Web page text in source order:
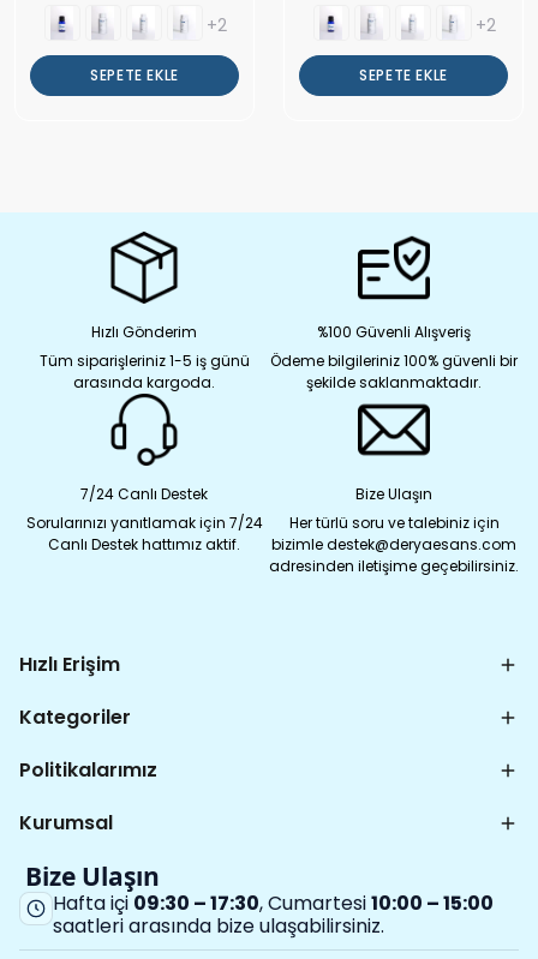
+2
SEPETE EKLE
+2
SEPETE EKLE
Hızlı Gönderim
Tüm siparişleriniz 1-5 iş günü
arasında kargoda.
%100 Güvenli Alışveriş
Ödeme bilgileriniz 100% güvenli bir
şekilde saklanmaktadır.
7/24 Canlı Destek
Sorularınızı yanıtlamak için 7/24
Canlı Destek hattımız aktif.
Bize Ulaşın
Her türlü soru ve talebiniz için
bizimle destek@deryaesans.com
adresinden iletişime geçebilirsiniz.
Hızlı Erişim
Kategoriler
Politikalarımız
Kurumsal
Bize Ulaşın
Hafta içi 09:30 – 17:30, Cumartesi10:00 – 15:00
saatleri arasında bize ulaşabilirsiniz.